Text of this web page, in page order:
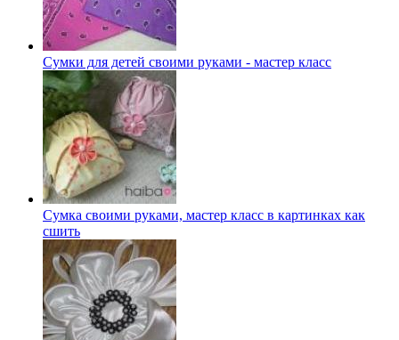
Сумки для детей своими руками - мастер класс
Сумка своими руками, мастер класс в картинках как
сшить